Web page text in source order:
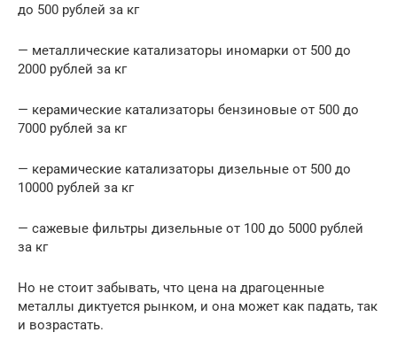
до 500 рублей за кг
— металлические катализаторы иномарки от 500 до
2000 рублей за кг
— керамические катализаторы бензиновые от 500 до
7000 рублей за кг
— керамические катализаторы дизельные от 500 до
10000 рублей за кг
— сажевые фильтры дизельные от 100 до 5000 рублей
за кг
Но не стоит забывать, что цена на драгоценные
металлы диктуется рынком, и она может как падать, так
и возрастать.